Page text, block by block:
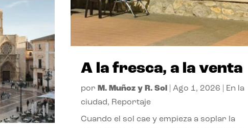
A la fresca, a la venta
por M. Muñoz y R. Sol Ago 1, 2026
En la
ciudad, Reportaje
Cuando el sol cae y empieza a soplar la